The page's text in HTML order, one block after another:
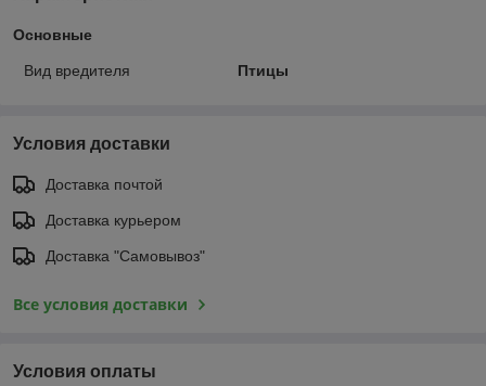
Основные
Вид вредителя Птицы
Условия доставки
Доставка почтой
Доставка курьером
Доставка "Самовывоз"
Все условия доставки
Условия оплаты